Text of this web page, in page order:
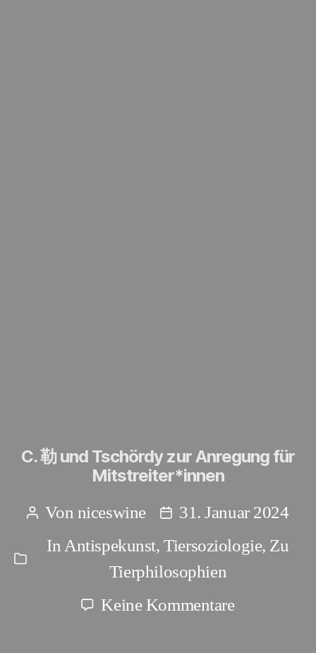
C. 勒 und Tschördy zur Anregung für
Mitstreiter*innen
Beitragsautor
Von niceswine Beitragsdatum
31. Januar 2024
Kategorien
In Antispekunst,Tiersoziologie, Zu
Tierphilosophien
Keine Kommentarezu